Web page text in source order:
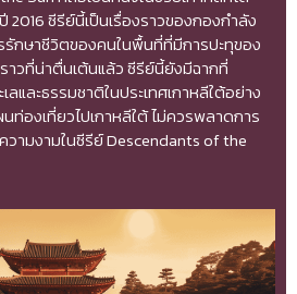
ซีรีย์นี้เป็นเรื่องราวของกองกำลัง
กษาชีวิตของคนในพื้นที่ที่มีการปะทุของ
าวที่น่าตื่นเต้นแล้ว ซีรีย์นี้ยังมีฉากที่
และธรรมชาติในประเทศเกาหลีใต้อย่าง
องเที่ยวไปเกาหลีใต้ ไม่ควรพลาดการ
ามงามในซีรีย์ Descendants of the